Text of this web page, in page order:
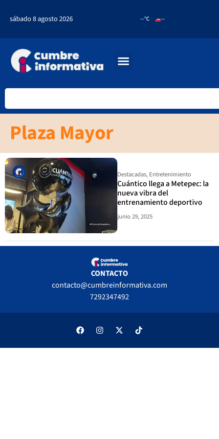
sábado 8 agosto 2026 --°C --
Plaza Mayor
Destacadas, Entretenimiento
Cuántico llega a Metepec: la
nueva vibra del
entrenamiento deportivo
junio 29, 2025
CONTACTO
contacto@cumbreinformativa.com
7292347492